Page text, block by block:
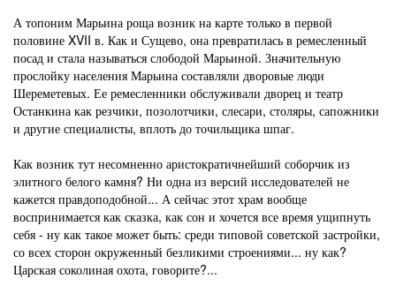
А топоним Марьина роща возник на карте только в первой
половине XVII в. Как и Сущево, она превратилась в ремесленный
посад и стала называться слободой Марьиной. Значительную
прослойку населения Марьина составляли дворовые люди
Шереметевых. Ее ремесленники обслуживали дворец и театр
Останкина как резчики, позолотчики, слесари, столяры, сапожники
и другие специалисты, вплоть до точильщика шпаг.
Как возник тут несомненно аристократичнейший соборчик из
элитного белого камня? Ни одна из версий исследователей не
кажется правдоподобной... А сейчас этот храм вообще
воспринимается как сказка, как сон и хочется все время ущипнуть
себя - ну как такое может быть: среди типовой советской застройки,
со всех сторон окруженный безликими строениями... ну как?
Царская соколиная охота, говорите?...